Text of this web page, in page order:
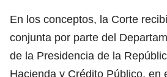
En los conceptos, la Corte
conjunta por parte del
de la Presidencia de la
Hacienda y Crédito Público, en